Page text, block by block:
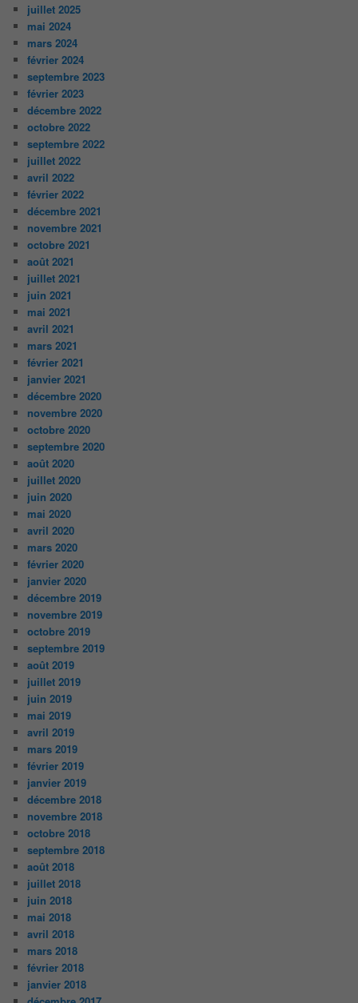
juillet 2025
mai 2024
mars 2024
février 2024
septembre 2023
février 2023
décembre 2022
octobre 2022
septembre 2022
juillet 2022
avril 2022
février 2022
décembre 2021
novembre 2021
octobre 2021
août 2021
juillet 2021
juin 2021
mai 2021
avril 2021
mars 2021
février 2021
janvier 2021
décembre 2020
novembre 2020
octobre 2020
septembre 2020
août 2020
juillet 2020
juin 2020
mai 2020
avril 2020
mars 2020
février 2020
janvier 2020
décembre 2019
novembre 2019
octobre 2019
septembre 2019
août 2019
juillet 2019
juin 2019
mai 2019
avril 2019
mars 2019
février 2019
janvier 2019
décembre 2018
novembre 2018
octobre 2018
septembre 2018
août 2018
juillet 2018
juin 2018
mai 2018
avril 2018
mars 2018
février 2018
janvier 2018